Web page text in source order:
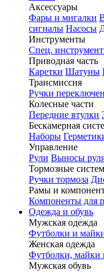
Аксессуары
Фары и мигалки
сигналы Насосы
Инструменты
Спец.
Приводная часть
Каретки Шатуны
Трансмиссия
Ручки
Колесные части
Передние втулки
Бескамерная
Наборы
Управление
Рули Выносы
Тормозные
Ручки тормоза
Рамы и
Компоненты для
Одежда и обувь
Мужская одежда
Футболки и
Женская одежда
Футболки, майки
Мужская обувь